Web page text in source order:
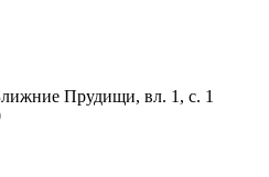
Прудищи, вл. 1, с. 1